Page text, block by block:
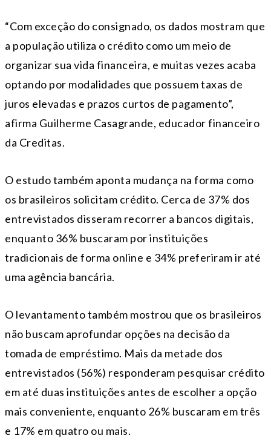
“Com exceção do consignado, os dados mostram que
a população utiliza o crédito como um meio de
organizar sua vida financeira, e muitas vezes acaba
optando por modalidades que possuem taxas de
juros elevadas e prazos curtos de pagamento”,
afirma Guilherme Casagrande, educador financeiro
da Creditas.
O estudo também aponta mudança na forma como
os brasileiros solicitam crédito. Cerca de 37% dos
entrevistados disseram recorrer a bancos digitais,
enquanto 36% buscaram por instituições
tradicionais de forma online e 34% preferiram ir até
uma agência bancária.
O levantamento também mostrou que os brasileiros
não buscam aprofundar opções na decisão da
tomada de empréstimo. Mais da metade dos
entrevistados (56%) responderam pesquisar crédito
em até duas instituições antes de escolher a opção
mais conveniente, enquanto 26% buscaram em três
e 17% em quatro ou mais.